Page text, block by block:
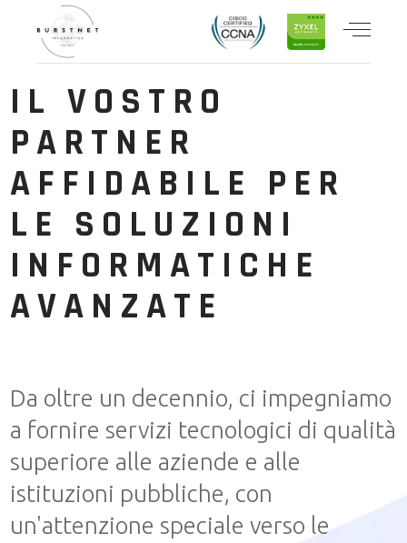
Da oltre un decennio, ci impegniamo
a fornire servizi tecnologici di qualità
superiore alle aziende e alle
istituzioni pubbliche, con
un'attenzione speciale verso le
IL VOSTRO
PARTNER
AFFIDABILE PER
LE SOLUZIONI
INFORMATICHE
AVANZATE